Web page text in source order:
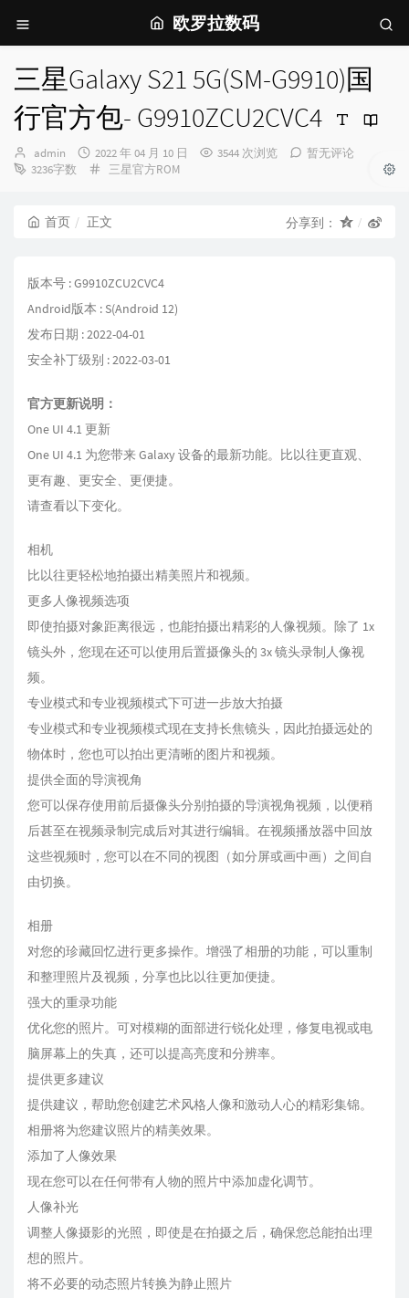
欧罗拉数码
三星Galaxy S21 5G(SM-G9910)国
行官方包- G9910ZCU2CVC4
博
主：
admin
发
布
2022 年 04 月 10 日 3544 次浏览
暂无评论
3236字数
分
三星官方ROM
首页 正文 分享到：
版本号 : G9910ZCU2CVC4
Android版本 : S(Android 12)
发布日期 : 2022-04-01
安全补丁级别 : 2022-03-01
官方更新说明：
One UI 4.1 更新
One UI 4.1 为您带来 Galaxy 设备的最新功能。比以往更直观、
更有趣、更安全、更便捷。
请查看以下变化。
相机
比以往更轻松地拍摄出精美照片和视频。
更多人像视频选项
即使拍摄对象距离很远，也能拍摄出精彩的人像视频。除了 1x
镜头外，您现在还可以使用后置摄像头的 3x 镜头录制人像视
频。
专业模式和专业视频模式下可进一步放大拍摄
专业模式和专业视频模式现在支持长焦镜头，因此拍摄远处的
物体时，您也可以拍出更清晰的图片和视频。
提供全面的导演视角
您可以保存使用前后摄像头分别拍摄的导演视角视频，以便稍
后甚至在视频录制完成后对其进行编辑。在视频播放器中回放
这些视频时，您可以在不同的视图（如分屏或画中画）之间自
由切换。
相册
对您的珍藏回忆进行更多操作。增强了相册的功能，可以重制
和整理照片及视频，分享也比以往更加便捷。
强大的重录功能
优化您的照片。可对模糊的面部进行锐化处理，修复电视或电
脑屏幕上的失真，还可以提高亮度和分辨率。
提供更多建议
提供建议，帮助您创建艺术风格人像和激动人心的精彩集锦。
相册将为您建议照片的精美效果。
添加了人像效果
现在您可以在任何带有人物的照片中添加虚化调节。
人像补光
调整人像摄影的光照，即使是在拍摄之后，确保您总能拍出理
想的照片。
将不必要的动态照片转换为静止照片